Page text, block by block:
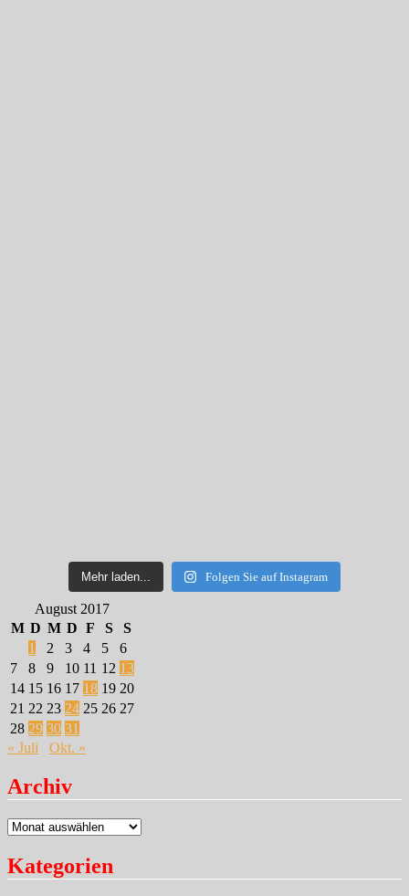
Mehr laden... Folgen Sie auf Instagram
August 2017
M D M D F S
S
1
2 3 4 5
6
7
8 9 10 11 12 13
14 15 16 17 18 19 20
21 22 23 24 25 26 27
28 29 30 31
« Juli
Okt. »
Archiv
Archiv
Kategorien